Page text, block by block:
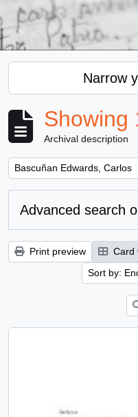
Narrow
Showing
Archival description
Remove filter:
Bascuñan Edwards, Carlos
Advanced search
Print preview Card
Sort by: